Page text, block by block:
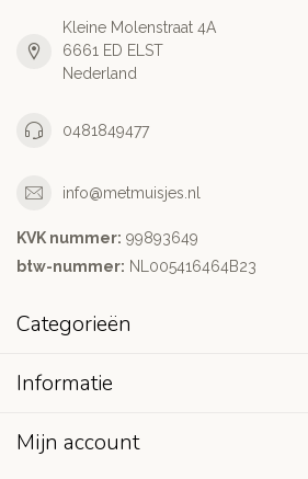
Kleine Molenstraat 4A
6661 ED ELST
Nederland
0481849477
info@metmuisjes.nl
KVK nummer: 99893649
btw-nummer: NL005416464B23
Categorieën
Informatie
Mijn account